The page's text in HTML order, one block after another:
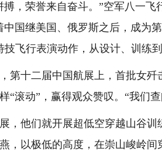
荣誉来自奋斗。”空军八一飞
中国继美国、俄罗斯之后，成为
技飞行表演动作，从设计、训练
十二届中国航展上，首批女歼
“滚动”，赢得观众赞叹。“我们
他们就开展超低空穿越山谷训
，以极低的高度，在崇山峻岭间